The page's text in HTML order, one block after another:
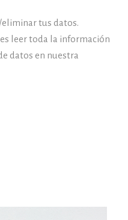
tus datos.
leer toda la información
datos en nuestra